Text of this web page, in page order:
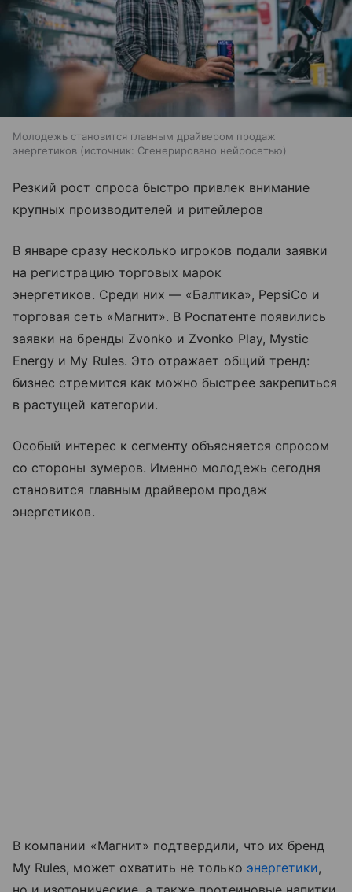
Молодежь становится главным драйвером продаж
энергетиков
источник: Сгенерировано нейросетью
Резкий рост спроса быстро привлек внимание
крупных производителей и ритейлеров
В январе сразу несколько игроков подали заявки
на регистрацию торговых марок
энергетиков. Среди них — «Балтика», PepsiCo и
торговая сеть «Магнит». В Роспатенте появились
заявки на бренды Zvonko и Zvonko Play, Mystic
Energy и My Rules. Это отражает общий тренд:
бизнес стремится как можно быстрее закрепиться
в растущей категории.
Особый интерес к сегменту объясняется спросом
со стороны зумеров. Именно молодежь сегодня
становится главным драйвером продаж
энергетиков.
В компании «Магнит» подтвердили, что их бренд
My Rules, может охватить не только энергетики,